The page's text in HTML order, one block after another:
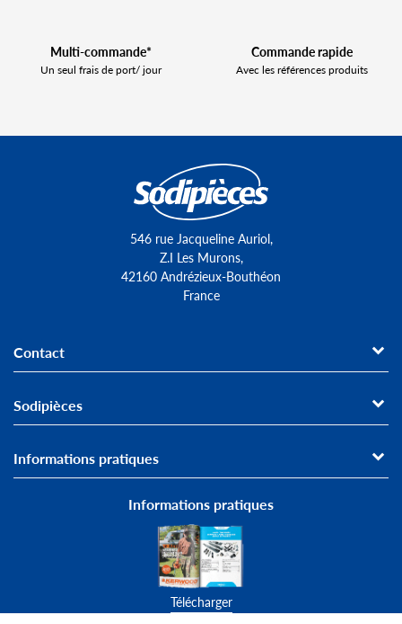
Multi-commande*
Un seul frais de port/ jour
Commande rapide
Avec les références produits
546 rue Jacqueline Auriol,
Z.I Les Murons,
42160 Andrézieux-Bouthéon
France
Contact
Sodipièces
Informations pratiques
Informations pratiques
Télécharger